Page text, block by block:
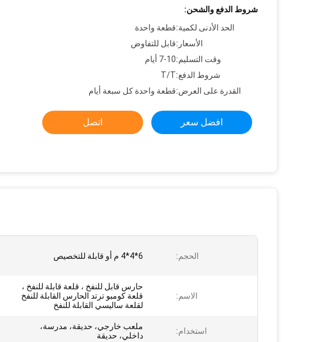
شروط الدفع والشحن:
الحد الأدنى لكمية:قطعة واحدة
الأسعار:قابل للتفاوض
وقت التسليم:7-10 أيام
شروط الدفع:T/T
القدرة على العرض:قطعة واحدة كل سبعة أيام
افضل سعر اتصل
الحجم: 6*4*4 م أو قابلة للتخصيص
الاسم:
حارس قابل للنفخ ، قلعة قابلة للنفخ ،
قلعة كومبو ترتد الحارس القابلة للنفخ
لقلعة ساليسي القابلة للنفخ
استخدام:
ملعب خارجي، حديقة، مدرسة،
داخلي، حديقة